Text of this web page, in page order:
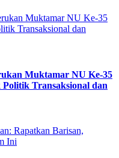
Muktamar NU Ke-35
Transaksional dan